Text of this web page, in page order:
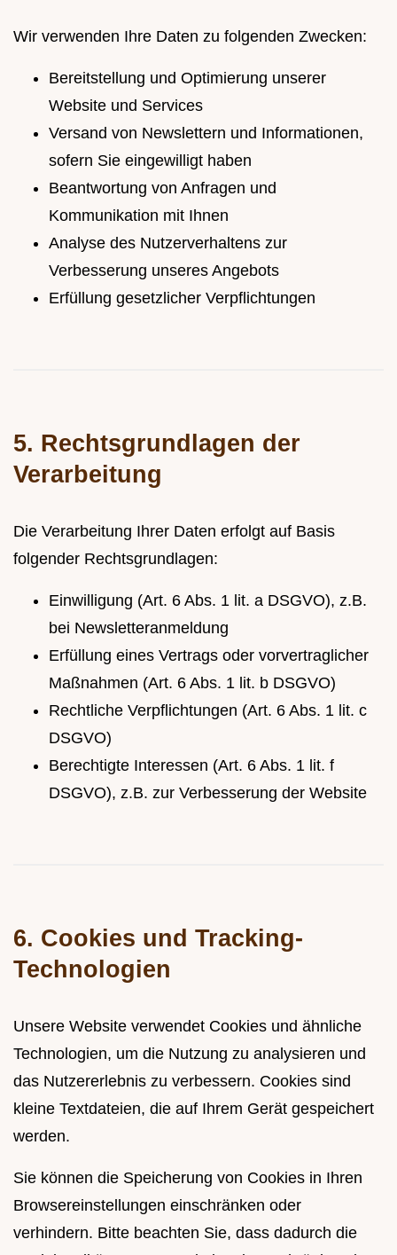
Wir verwenden Ihre Daten zu folgenden Zwecken:
Bereitstellung und Optimierung unserer
Website und Services
Versand von Newslettern und Informationen,
sofern Sie eingewilligt haben
Beantwortung von Anfragen und
Kommunikation mit Ihnen
Analyse des Nutzerverhaltens zur
Verbesserung unseres Angebots
Erfüllung gesetzlicher Verpflichtungen
5. Rechtsgrundlagen der
Verarbeitung
Die Verarbeitung Ihrer Daten erfolgt auf Basis
folgender Rechtsgrundlagen:
Einwilligung (Art. 6 Abs. 1 lit. a DSGVO), z.B.
bei Newsletteranmeldung
Erfüllung eines Vertrags oder vorvertraglicher
Maßnahmen (Art. 6 Abs. 1 lit. b DSGVO)
Rechtliche Verpflichtungen (Art. 6 Abs. 1 lit. c
DSGVO)
Berechtigte Interessen (Art. 6 Abs. 1 lit. f
DSGVO), z.B. zur Verbesserung der Website
6. Cookies und Tracking-
Technologien
Unsere Website verwendet Cookies und ähnliche
Technologien, um die Nutzung zu analysieren und
das Nutzererlebnis zu verbessern. Cookies sind
kleine Textdateien, die auf Ihrem Gerät gespeichert
werden.
Sie können die Speicherung von Cookies in Ihren
Browsereinstellungen einschränken oder
verhindern. Bitte beachten Sie, dass dadurch die